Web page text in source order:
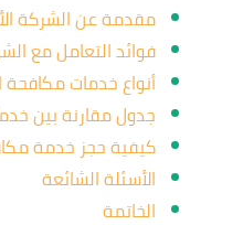
مقدمة عن الشركة
فوائد التعامل مع
أنواع خدمات مكافحة
جدول مقارنة بين
كيفية حجز خدمة
الأسئلة الشائعة
الخاتمة